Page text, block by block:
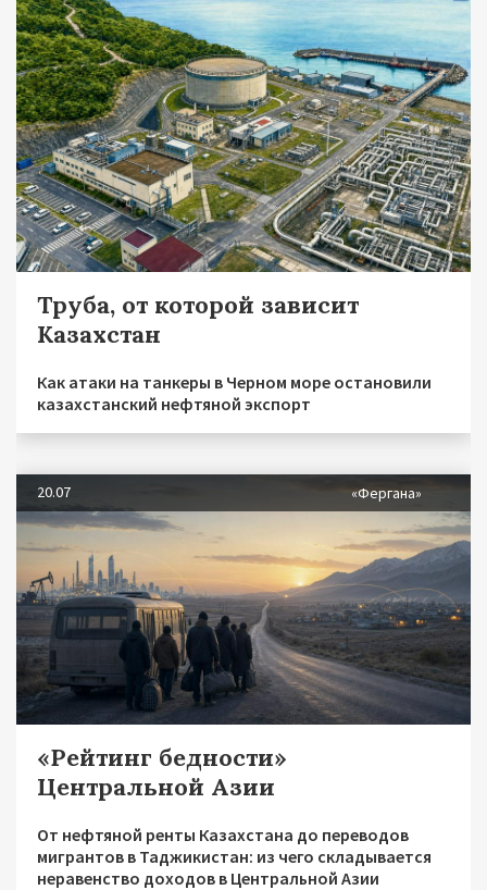
Труба, от которой зависит
Казахстан
Как атаки на танкеры в Черном море остановили
казахстанский нефтяной экспорт
20.07 «Фергана»
«Рейтинг бедности»
Центральной Азии
От нефтяной ренты Казахстана до переводов
мигрантов в Таджикистан: из чего складывается
неравенство доходов в Центральной Азии